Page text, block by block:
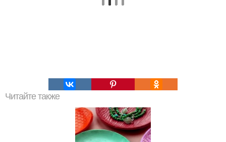
Читайте также